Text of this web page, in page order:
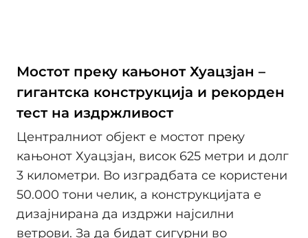
Мостот преку кањонот Хуацзјан –
гигантска конструкција и рекорден
тест на издржливост
Централниот објект е мостот преку
кањонот Хуацзјан, висок 625 метри и долг
3 километри. Во изградбата се користени
50.000 тони челик, а конструкцијата е
дизајнирана да издржи најсилни
ветрови. За да бидат сигурни во